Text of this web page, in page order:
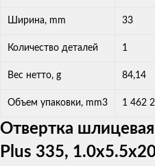
Ширина, mm 33
Количество деталей 1
Вес нетто, g 84,14
Объем упаковки, mm3 1 462
Отвертка
Plus 335,